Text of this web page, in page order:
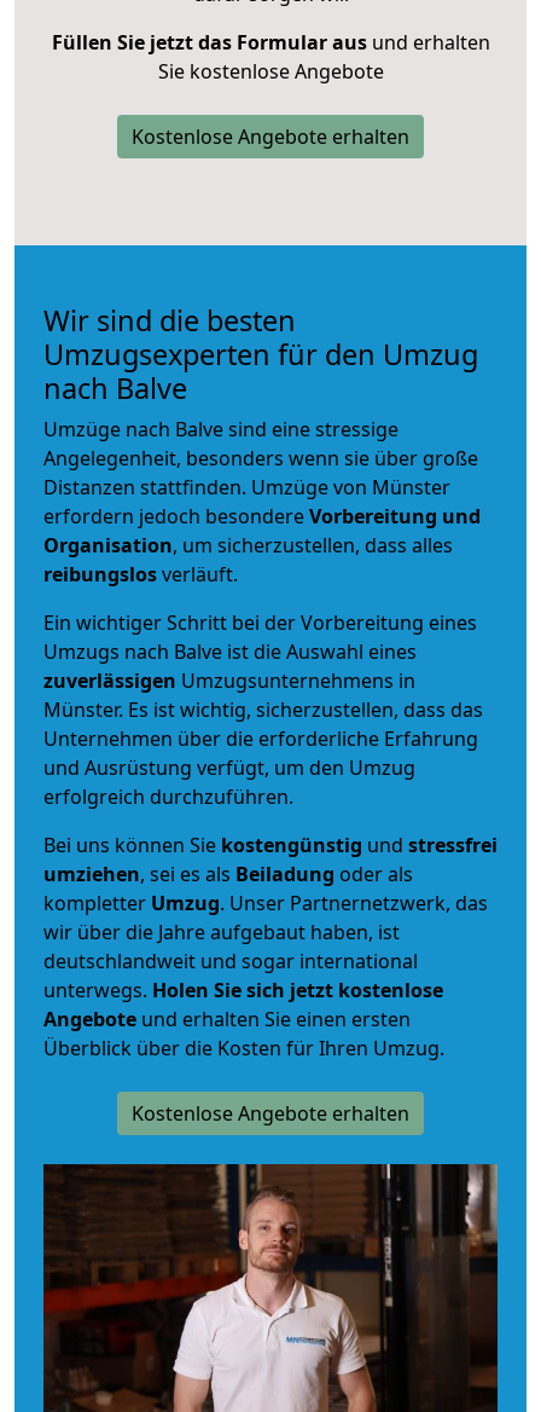
Füllen Sie jetzt das Formular ausund erhalten
Sie kostenlose Angebote
Kostenlose Angebote erhalten
Wir sind die besten
Umzugsexperten für den Umzug
nach Balve
Umzüge nach Balve sind eine stressige
Angelegenheit, besonders wenn sie über große
Distanzen stattfinden. Umzüge von Münster
erfordern jedoch besondereVorbereitung und
Organisation, um sicherzustellen, dass alles
reibungslosverläuft.
Ein wichtiger Schritt bei der Vorbereitung eines
Umzugs nach Balve ist die Auswahl eines
zuverlässigen Umzugsunternehmens in
Münster. Es ist wichtig, sicherzustellen, dass das
Unternehmen über die erforderliche Erfahrung
und Ausrüstung verfügt, um den Umzug
erfolgreich durchzuführen.
Bei uns können Sie kostengünstig und stressfrei
umziehen, sei es als Beiladung oder als
kompletter Umzug. Unser Partnernetzwerk, das
wir über die Jahre aufgebaut haben, ist
deutschlandweit und sogar international
unterwegs. Holen Sie sich jetzt kostenlose
Angebote und erhalten Sie einen ersten
Überblick über die Kosten für Ihren Umzug.
Kostenlose Angebote erhalten